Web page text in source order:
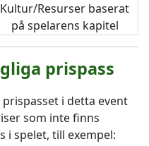
Kultur/Resurser baserat
på spelarens kapitel
prispass
i detta event
som inte finns
i spelet, till exempel: